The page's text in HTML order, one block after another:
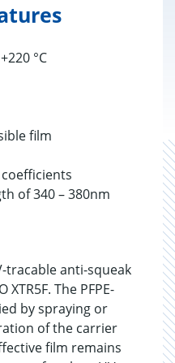
°C
film
of 340 – 380nm
tracable anti-squeak
XTR5F. The PFPE-
by spraying or
of the carrier
film remains